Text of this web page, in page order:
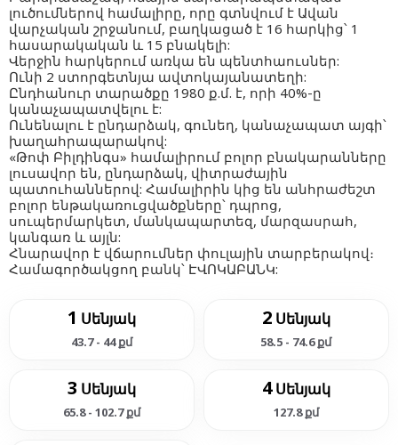
լուծումներով համալիրը, որը գտնվում է Ավան
վարչական շրջանում, բաղկացած է 16 հարկից՝ 1
հասարակական և 15 բնակելի:
Վերջին հարկերում առկա են պենտհաուսներ:
Ունի 2 ստորգետնյա ավտոկայանատեղի:
Ընդհանուր տարածքը 1980 ք.մ. է, որի 40%-ը
կանաչապատվելու է:
Ունենալու է ընդարձակ, գունեղ, կանաչապատ այգի՝
խաղահրապարակով:
«Թոփ Բիլդինգս» համալիրում բոլոր բնակարանները
լուսավոր են, ընդարձակ, վիտրաժային
պատուհաններով: Համալիրին կից են անհրաժեշտ
բոլոր ենթակառուցվածքները՝ դպրոց,
սուպերմարկետ, մանկապարտեզ, մարզասրահ,
կանգառ և այլն:
Հնարավոր է վճարումներ փուլային տարբերակով։
Համագործակցող բանկ՝ ԷՎՈԿԱԲԱՆԿ:
1 Սենյակ
43.7 - 44 քմ
2Սենյակ
58.5 - 74.6 քմ
3 Սենյակ
65.8 - 102.7 քմ
4Սենյակ
127.8 քմ